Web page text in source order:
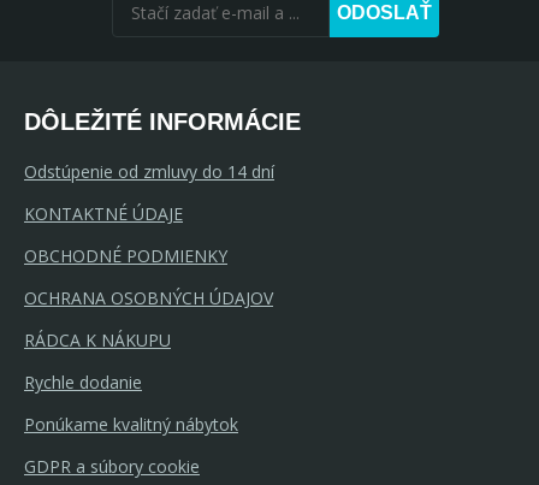
ODOSLAŤ
DÔLEŽITÉ INFORMÁCIE
Odstúpenie od zmluvy do 14 dní
KONTAKTNÉ ÚDAJE
OBCHODNÉ PODMIENKY
OCHRANA OSOBNÝCH ÚDAJOV
RÁDCA K NÁKUPU
Rychle dodanie
Ponúkame kvalitný nábytok
GDPR a súbory cookie